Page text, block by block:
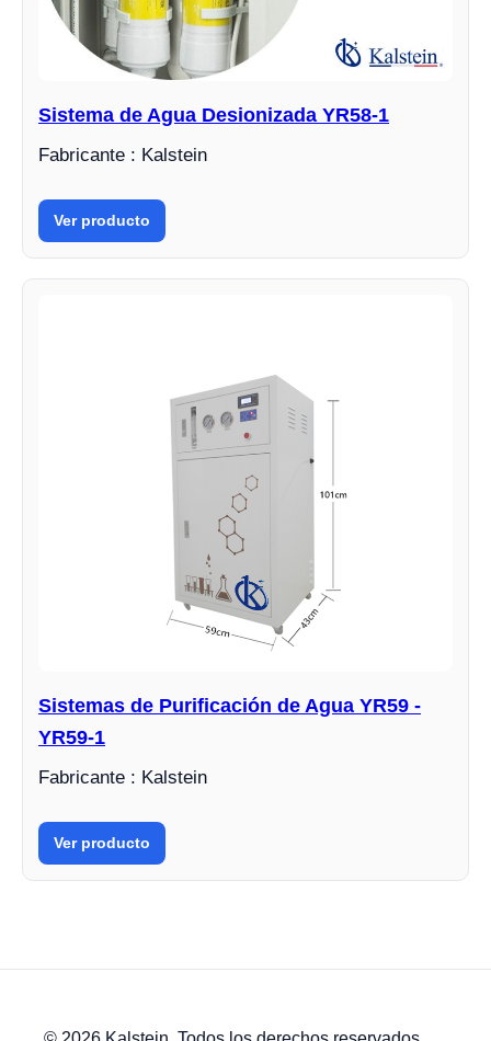
Sistema de Agua Desionizada YR58-1
Fabricante : Kalstein
Ver producto
Sistemas de Purificación de Agua YR59 -
YR59-1
Fabricante : Kalstein
Ver producto